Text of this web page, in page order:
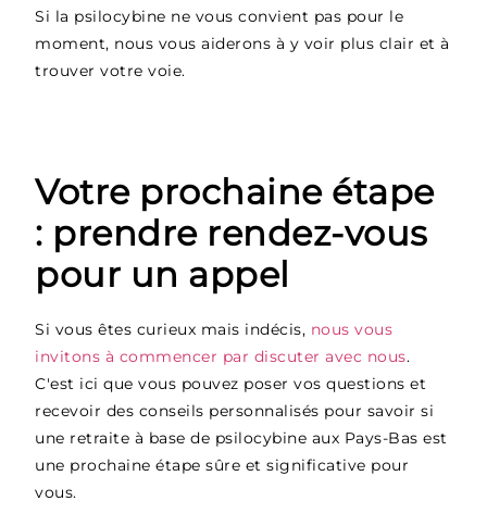
Si la psilocybine ne vous convient pas pour le
moment, nous vous aiderons à y voir plus clair et à
trouver votre voie.
Votre prochaine étape
: prendre rendez-vous
pour un appel
Si vous êtes curieux mais indécis, nous vous
invitons à commencer par discuter avec nous.
C'est ici que vous pouvez poser vos questions et
recevoir des conseils personnalisés pour savoir si
une retraite à base de psilocybine aux Pays-Bas est
une prochaine étape sûre et significative pour
vous.